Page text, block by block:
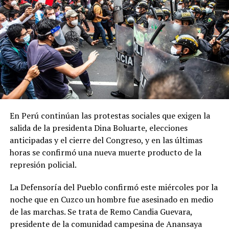
recibir un refuerzo. No importa si es el primero, el
segundo, el tercero, o si es incluso la segunda dosis para
completar el esquema primario. Es muy relevante tener la
cobertura de vacunación”, destacó Vizzotti.
Para la funcionaria, el temario es “suficientemente
importante y extenso como para que la oposición
entienda que en el libre democrático y en el libre juego
de las instituciones hay que sentarse a debatir” y pidió
“no extorsionar al gobierno y, por lo tanto, a la sociedad
con solo tratar los temas que a ellos les interesa ”.
los integrantes de la Corte Suprema de Justicia y para
ampliar su número de integrantes, el gobierno buscará
que lleguen al recinto los proyectos de modificación de
la Ley de Tránsito y Seguridad Vial sobre Alcoholemia
En Perú continúan las protestas sociales que exigen la
salida de la presidenta Dina Boluarte, elecciones
anticipadas y el cierre del Congreso, y en las últimas
horas se confirmó una nueva muerte producto de la
represión policial.
La Defensoría del Pueblo confirmó este miércoles por la
noche que en Cuzco un hombre fue asesinado en medio
de las marchas. Se trata de Remo Candia Guevara,
presidente de la comunidad campesina de Anansaya